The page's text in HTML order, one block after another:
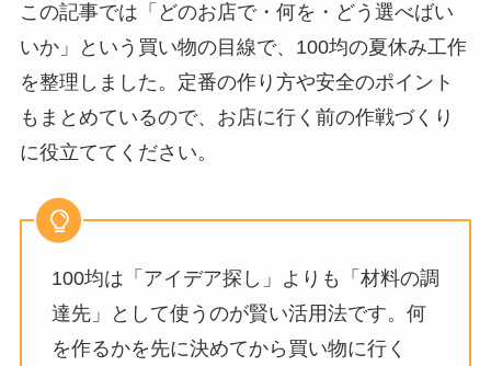
この記事では「どのお店で・何を・どう選べばい
いか」という買い物の目線で、100均の夏休み工作
を整理しました。定番の作り方や安全のポイント
もまとめているので、お店に行く前の作戦づくり
に役立ててください。
100均は「アイデア探し」よりも「材料の調
達先」として使うのが賢い活用法です。何
を作るかを先に決めてから買い物に行く